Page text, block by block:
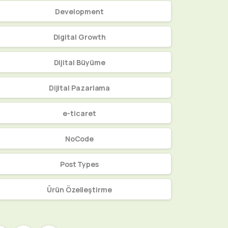
Development
Digital Growth
Dijital Büyüme
Dijital Pazarlama
e-ticaret
NoCode
Post Types
Ürün Özelleştirme